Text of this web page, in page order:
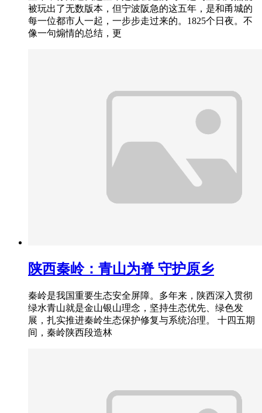
被玩出了无数版本，但宁波阪急的这五年，是和甬城的
每一位都市人一起，一步步走过来的。1825个日夜。不
像一句煽情的总结，更
陕西秦岭：青山为脊 守护原乡
秦岭是我国重要生态安全屏障。多年来，陕西深入贯彻
绿水青山就是金山银山理念，坚持生态优先、绿色发
展，扎实推进秦岭生态保护修复与系统治理。 十四五期
间，秦岭陕西段造林